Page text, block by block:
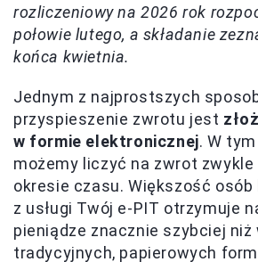
rozliczeniowy na 2026 rok
połowie lutego, a składanie
końca kwietnia.
Jednym z najprostszych
przyspieszenie zwrotu jest
w formie elektronicznej. W
możemy liczyć na zwrot
okresie czasu. Większość
z usługi Twój e-PIT otrzymuje
pieniądze znacznie szybciej niż
tradycyjnych, papierowych